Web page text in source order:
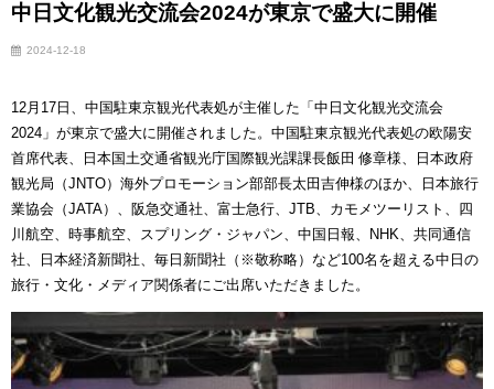
中日文化観光交流会2024が東京で盛大に開催
2024-12-18
12月17日、中国駐東京観光代表処が主催した「中日文化観光交流会
2024」が東京で盛大に開催されました。中国駐東京観光代表処の欧陽安
首席代表、日本国土交通省観光庁国際観光課課長飯田 修章様、日本政府
観光局（JNTO）海外プロモーション部部長太田吉伸様のほか、日本旅行
業協会（JATA）、阪急交通社、富士急行、JTB、カモメツーリスト、四
川航空、時事航空、スプリング・ジャパン、中国日報、NHK、共同通信
社、日本経済新聞社、毎日新聞社（※敬称略）など100名を超える中日の
旅行・文化・メディア関係者にご出席いただきました。